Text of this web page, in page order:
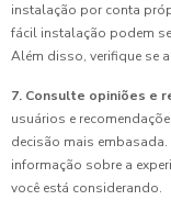
instalação por conta
fácil instalação podem
Além disso, verifique se
7. Consulte opiniões e
usuários e
decisão mais
informação sobre a
você está considerando.